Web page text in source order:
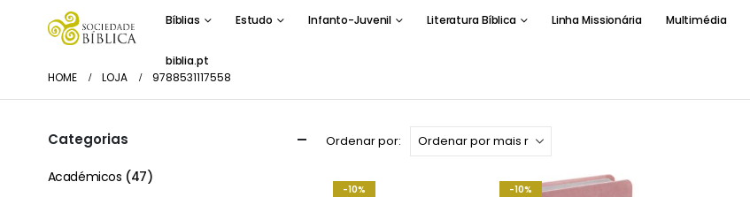
Bíblias Estudo Infanto-Juvenil Literatura Bíblica Linha Missionária Multimédia
biblia.pt
HOME LOJA 9788531117558
Ordenar por:
-10% -10%
Categorias
Académicos (47)